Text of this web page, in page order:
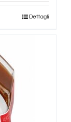
Dettagli